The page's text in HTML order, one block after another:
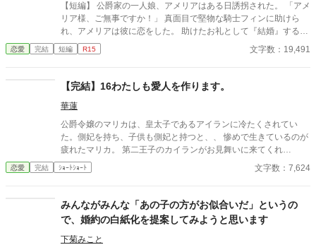
【短編】 公爵家の一人娘、アメリアはある日誘拐された。 「アメ
リア様、ご無事ですか！」 真面目で堅物な騎士フィンに助けら
れ、アメリアは彼に恋をした。 助けたお礼として『結婚』するこ
とになった二人。フィンにとっては公爵家の爵位目当ての愛のな
い結婚だったはずだが……真面目で誠実な彼は、アメリアと不器
ると思っていたのに、フィンの前の彼女が現れて『あの人の子ど
もがいます』と言ってきた。嘘だと思いきや、その子は本当に彼
そっくりで…… あの堅物婚約者に、まさか子どもがいるなんて。
人は見かけによらないらしい。 ★アメリアとフィンは結婚するの
か、しないのか……二人の恋の行方をお楽しみください。
恋愛 完結 短編 R15 文字数：19,491
【完結】16わたしも愛人を作ります。
華蓮
公爵令嬢のマリカは、皇太子であるアイランに冷たくされてい
た。側妃を持ち、子供も側妃と持つと、、 惨めで生きているのが
疲れたマリカ。 第二王子のカイランがお見舞いに来てくれ
た、、、、
恋愛 完結 ｼｮｰﾄｼｮｰﾄ 文字数：7,624
みんながみんな「あの子の方がお似合いだ」というの
で、婚約の白紙化を提案してみようと思います
下菊みこと